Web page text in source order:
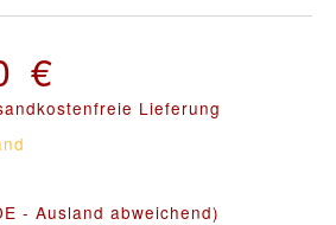
€
Lieferung
- Ausland abweichend)